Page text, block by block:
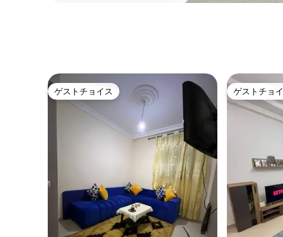
ゲストチョイス
ゲストチョイス ゲストチョ
ゲストチョ